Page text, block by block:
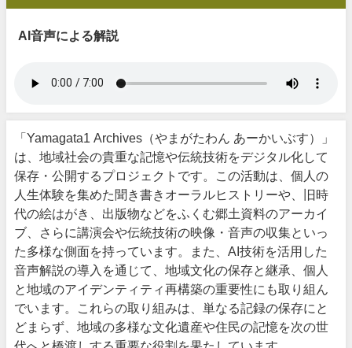
AI音声による解説
「Yamagata1 Archives（やまがたわん あーかいぶす）」
は、地域社会の貴重な記憶や伝統技術をデジタル化して
保存・公開するプロジェクトです。この活動は、個人の
人生体験を集めた聞き書きオーラルヒストリーや、旧時
代の絵はがき、出版物などをふくむ郷土資料のアーカイ
ブ、さらに講演会や伝統技術の映像・音声の収集といっ
た多様な側面を持っています。また、AI技術を活用した
音声解説の導入を通じて、地域文化の保存と継承、個人
と地域のアイデンティティ再構築の重要性にも取り組ん
でいます。これらの取り組みは、単なる記録の保存にと
どまらず、地域の多様な文化遺産や住民の記憶を次の世
代へと橋渡しする重要な役割を果たしています。